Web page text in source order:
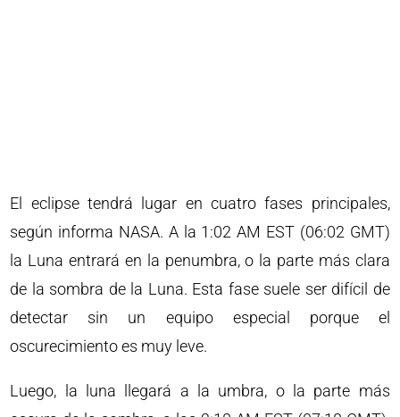
El eclipse tendrá lugar en cuatro fases principales,
según informa NASA. A la 1:02 AM EST (06:02 GMT)
la Luna entrará en la penumbra, o la parte más clara
de la sombra de la Luna. Esta fase suele ser difícil de
detectar sin un equipo especial porque el
oscurecimiento es muy leve.
Luego, la luna llegará a la umbra, o la parte más